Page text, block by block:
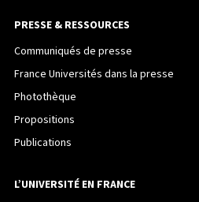
PRESSE & RESSOURCES
Communiqués de presse
France Universités dans la presse
Photothèque
Propositions
Publications
L’UNIVERSITÉ EN FRANCE